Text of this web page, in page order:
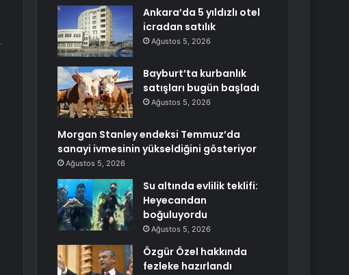
Ankara’da 5 yıldızlı otel
icradan satılık
Ağustos 5, 2026
Bayburt’ta kurbanlık
satışları bugün başladı
Ağustos 5, 2026
Morgan Stanley endeksi Temmuz’da
sanayi ivmesinin yükseldiğini gösteriyor
Ağustos 5, 2026
Su altında evlilik teklifi:
Heyecandan
boğuluyordu
Ağustos 5, 2026
Özgür Özel hakkında
fezleke hazırlandı